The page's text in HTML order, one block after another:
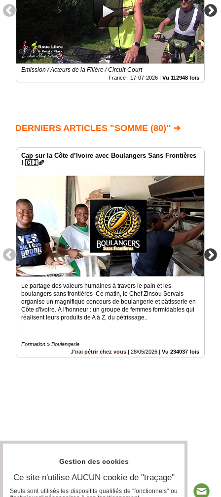
Emission / Acteurs de la Filière / Circuit-Court
France | 17-07-2026 | Vu 112948 fois
DERNIERS ARTICLES "SOMME (80)" ➔
Cap sur la Côte d’Ivoire avec Boulangers Sans Frontières
! 🇨🇮🥖
Le partage des valeurs humaines à travers le pain et les
boulangers sans frontières Ce matin, le Chef Zinsou Servais
organise un magnifique concours de boulangerie et pâtisserie en
Côte d'Ivoire. À l'honneur : un groupe de femmes formidables qui
réalisent leurs produits de A à Z, du pétrissage..
Formation » Boulangerie
J'irai pétrir chez vous
28/05/2026 Vu 234037 fois
Gestion des cookies
Ce site n'utilise AUCUN cookie de "traçage"
Seuls sont utilisés les dispositifs qualifiés de "fonctionnels" ou